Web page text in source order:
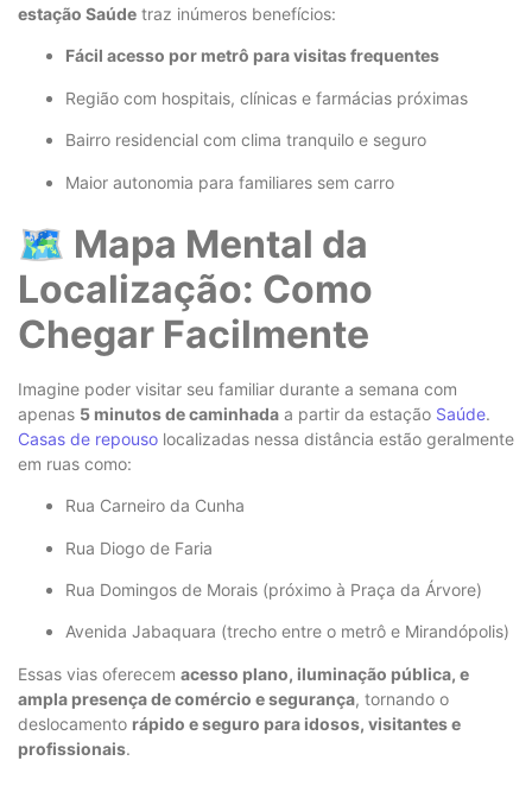
estação Saúde traz inúmeros benefícios:
Fácil acesso por metrô para visitas frequentes
Região com hospitais, clínicas e farmácias próximas
Bairro residencial com clima tranquilo e seguro
Maior autonomia para familiares sem carro
🗺️ Mapa Mental da
Localização: Como
Chegar Facilmente
Imagine poder visitar seu familiar durante a semana com
apenas 5 minutos de caminhada a partir da estação Saúde.
Casas de repouso localizadas nessa distância estão geralmente
em ruas como:
Rua Carneiro da Cunha
Rua Diogo de Faria
Rua Domingos de Morais (próximo à Praça da Árvore)
Avenida Jabaquara (trecho entre o metrô e Mirandópolis)
Essas vias oferecem acesso plano, iluminação pública, e
ampla presença de comércio e segurança, tornando o
deslocamento rápido e seguro para idosos, visitantes e
profissionais.